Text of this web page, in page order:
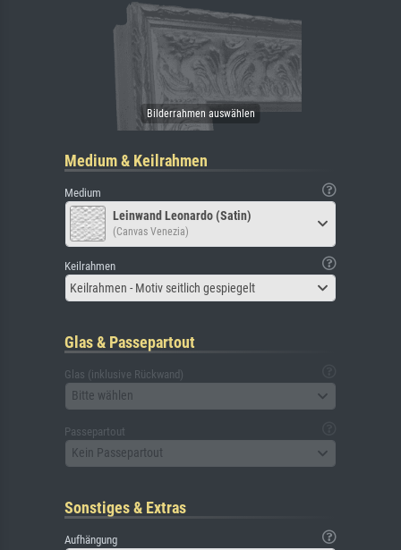
Medium & Keilrahmen
Medium
Leinwand Leonardo (Satin)
(Canvas Venezia)
Keilrahmen
Keilrahmen - Motiv seitlich gespiegelt
Glas & Passepartout
Glas (inklusive Rückwand)
Bitte wählen
Passepartout
Kein Passepartout
Sonstiges & Extras
Aufhängung